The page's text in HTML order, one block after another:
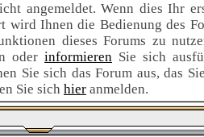
angemeldet. Wenn dies Ihr
wird Ihnen die Bedienung des
dieses Forums zu
oder informieren Sie sich
Sie sich das Forum aus, das
Sie sich hier anmelden.